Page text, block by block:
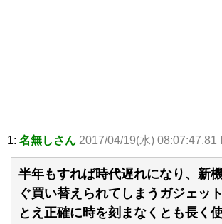
1: 名無しさん 2017/04/19(水)
半年もすれば時代遅れになり、新
ぐ買い替えられてしまうガジェッ
とえ正確に時を刻まなくとも長く